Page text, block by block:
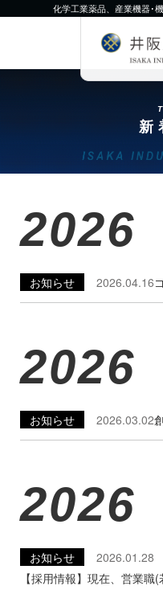
化学工業薬品、産業機器･
新
2026
お知らせ 2026.04.16
2026
お知らせ 2026.03.02
2026
お知らせ
2026.01.28
【採用情報】現在、営業